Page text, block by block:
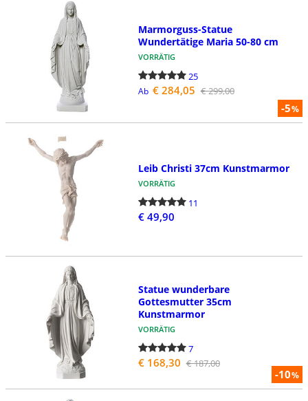
-5%
Marmorguss-Statue
Wundertätige Maria 50-80 cm
VORRÄTIG
25
Ab € 284,05 € 299,00
Leib Christi 37cm Kunstmarmor
VORRÄTIG
11
€ 49,90
-10%
Statue wunderbare
Gottesmutter 35cm
Kunstmarmor
VORRÄTIG
7
€ 168,30 € 187,00